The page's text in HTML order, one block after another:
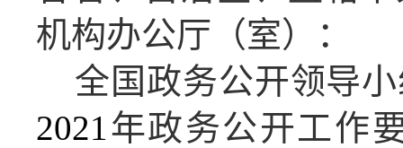
机构办公厅（室）：
全国政务公开领导
2021年政务公开工作